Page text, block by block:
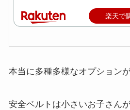
楽天で
本当に多種多様なオプション
安全ベルトは小さいお子さん